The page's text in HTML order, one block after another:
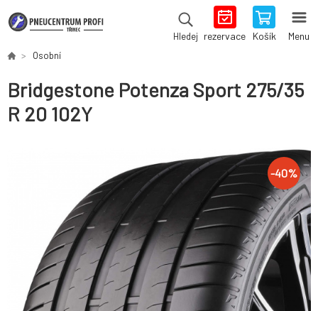
Hledej rezervace Košík Menu
Osobní
Bridgestone Potenza Sport 275/35
R 20 102Y
-40%